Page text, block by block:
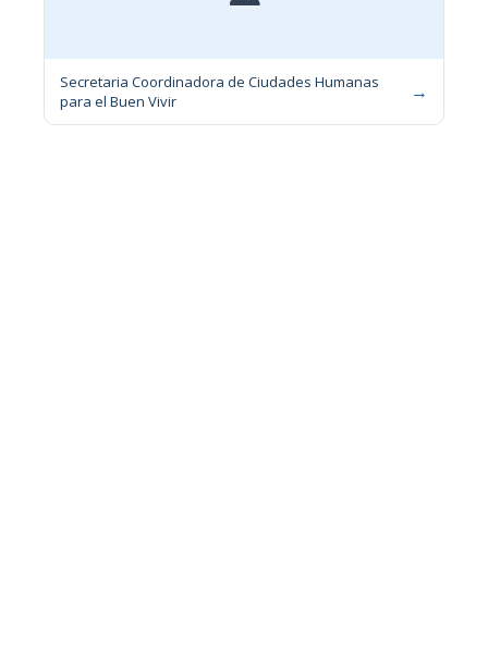
Secretaria Coordinadora de Ciudades Humanas
para el Buen Vivir
→